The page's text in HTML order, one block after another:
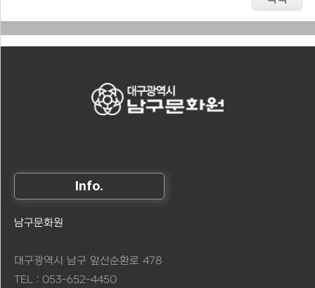
Info.
남구문화원
대구광역시 남구 앞산순환로 478
TEL : 053-652-4450